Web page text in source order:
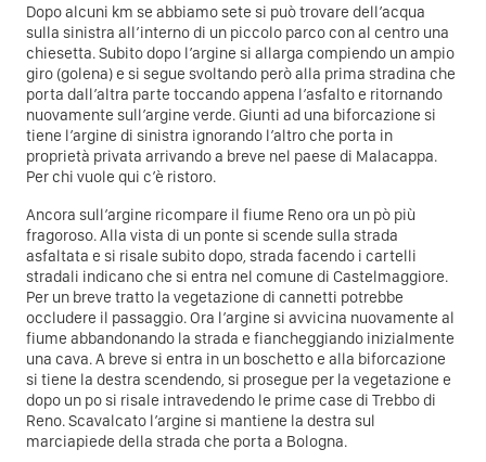
Dopo alcuni km se abbiamo sete si può trovare dell’acqua
sulla sinistra all’interno di un piccolo parco con al centro una
chiesetta. Subito dopo l’argine si allarga compiendo un ampio
giro (golena) e si segue svoltando però alla prima stradina che
porta dall’altra parte toccando appena l’asfalto e ritornando
nuovamente sull’argine verde. Giunti ad una biforcazione si
tiene l’argine di sinistra ignorando l’altro che porta in
proprietà privata arrivando a breve nel paese di Malacappa.
Per chi vuole qui c’è ristoro.
Ancora sull’argine ricompare il fiume Reno ora un pò più
fragoroso. Alla vista di un ponte si scende sulla strada
asfaltata e si risale subito dopo, strada facendo i cartelli
stradali indicano che si entra nel comune di Castelmaggiore.
Per un breve tratto la vegetazione di cannetti potrebbe
occludere il passaggio. Ora l’argine si avvicina nuovamente al
fiume abbandonando la strada e fiancheggiando inizialmente
una cava. A breve si entra in un boschetto e alla biforcazione
si tiene la destra scendendo, si prosegue per la vegetazione e
dopo un po si risale intravedendo le prime case di Trebbo di
Reno. Scavalcato l’argine si mantiene la destra sul
marciapiede della strada che porta a Bologna.